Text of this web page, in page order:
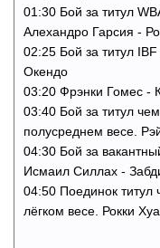
01:30 Бой за титул
Алехандро Гарсия -
02:25 Бой за титул
Окендо
03:20 Фрэнки Гомес -
03:40 Бой за титул
полусреднем весе.
04:30 Бой за
Исмаил Силлах -
04:50 Поединок титул
лёгком весе. Рокки